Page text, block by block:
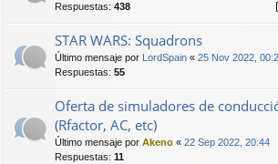
Respuestas: 438
STAR WARS: Squadrons
Último mensaje por LordSpain « 25 Nov 2022,
Respuestas: 55
Oferta de simuladores de
(Rfactor, AC, etc)
Último mensaje por Akeno « 22 Sep 2022, 20:44
Respuestas: 11